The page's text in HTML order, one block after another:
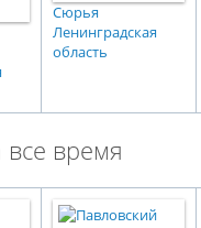
Сюрья
Ленинградская
область
время